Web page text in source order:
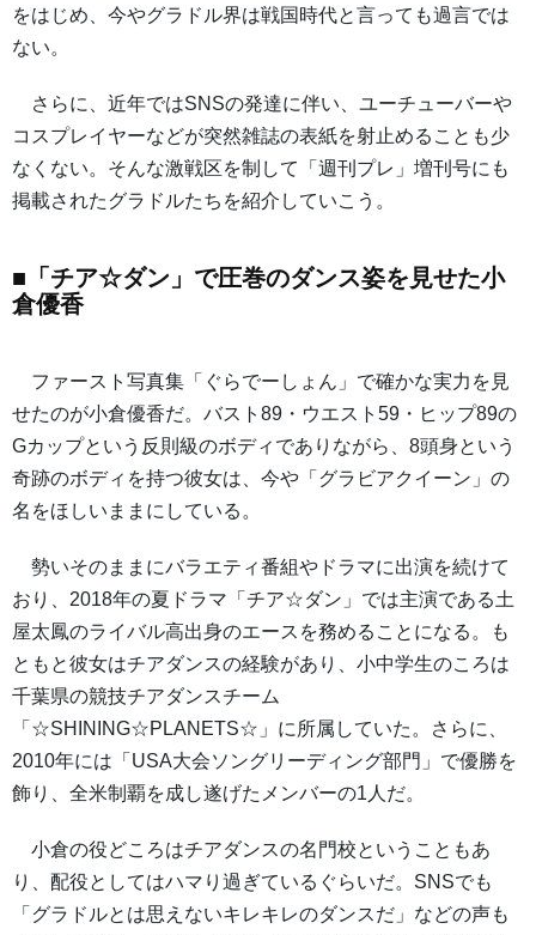
をはじめ、今やグラドル界は戦国時代と言っても過言では
ない。
さらに、近年ではSNSの発達に伴い、ユーチューバーや
コスプレイヤーなどが突然雑誌の表紙を射止めることも少
なくない。そんな激戦区を制して「週刊プレ」増刊号にも
掲載されたグラドルたちを紹介していこう。
■「チア☆ダン」で圧巻のダンス姿を見せた小
倉優香
ファースト写真集「ぐらでーしょん」で確かな実力を見
せたのが小倉優香だ。バスト89・ウエスト59・ヒップ89の
Gカップという反則級のボディでありながら、8頭身という
奇跡のボディを持つ彼女は、今や「グラビアクイーン」の
名をほしいままにしている。
勢いそのままにバラエティ番組やドラマに出演を続けて
おり、2018年の夏ドラマ「チア☆ダン」では主演である土
屋太鳳のライバル高出身のエースを務めることになる。も
ともと彼女はチアダンスの経験があり、小中学生のころは
千葉県の競技チアダンスチーム
「☆SHINING☆PLANETS☆」に所属していた。さらに、
2010年には「USA大会ソングリーディング部門」で優勝を
飾り、全米制覇を成し遂げたメンバーの1人だ。
小倉の役どころはチアダンスの名門校ということもあ
り、配役としてはハマり過ぎているぐらいだ。SNSでも
「グラドルとは思えないキレキレのダンスだ」などの声も